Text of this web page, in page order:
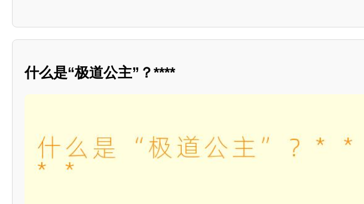
什么是“极道公主”？****